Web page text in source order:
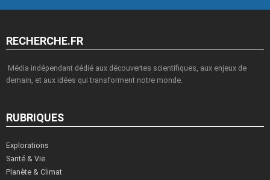
RECHERCHE.FR
Média indépendant dédié aux découvertes scientifiques, aux enjeux de
demain, et aux idées qui transforment notre monde.
RUBRIQUES
Explorations
Santé & Vie
Planète & Climat